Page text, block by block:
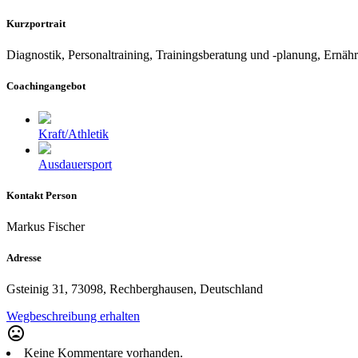
Kurzportrait
Diagnostik, Personaltraining, Trainingsberatung und -planung,
Coachingangebot
Kraft/Athletik
Ausdauersport
Kontakt Person
Markus Fischer
Adresse
Gsteinig 31, 73098, Rechberghausen, Deutschland
Wegbeschreibung erhalten
mood_bad
Keine Kommentare vorhanden.